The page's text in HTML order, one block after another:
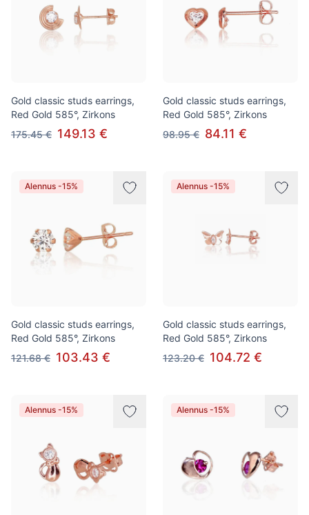
Gold classic studs earrings,
Red Gold 585°, Zirkons
175.45 € 149.13 €
Gold classic studs earrings,
Red Gold 585°, Zirkons
98.95 € 84.11 €
Alennus -15%
Gold classic studs earrings,
Red Gold 585°, Zirkons
121.68 € 103.43 €
Alennus -15%
Gold classic studs earrings,
Red Gold 585°, Zirkons
123.20 € 104.72 €
Alennus -15% Alennus -15%